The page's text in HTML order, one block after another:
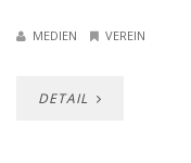
MEDIEN VEREIN
DETAIL